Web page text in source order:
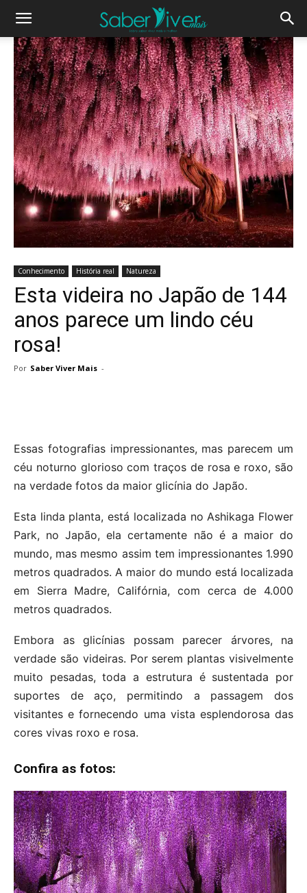
Conhecimento História real Natureza
Esta videira no Japão de 144
anos parece um lindo céu
rosa!
Por Saber Viver Mais -
Essas fotografias impressionantes, mas parecem um
céu noturno glorioso com traços de rosa e roxo, são
na verdade fotos da maior glicínia do Japão.
Esta linda planta, está localizada no Ashikaga Flower
Park, no Japão, ela certamente não é a maior do
mundo, mas mesmo assim tem impressionantes 1.990
metros quadrados. A maior do mundo está localizada
em Sierra Madre, Califórnia, com cerca de 4.000
metros quadrados.
Embora as glicínias possam parecer árvores, na
verdade são videiras. Por serem plantas visivelmente
muito pesadas, toda a estrutura é sustentada por
suportes de aço, permitindo a passagem dos
visitantes e fornecendo uma vista esplendorosa das
cores vivas roxo e rosa.
Confira as fotos: